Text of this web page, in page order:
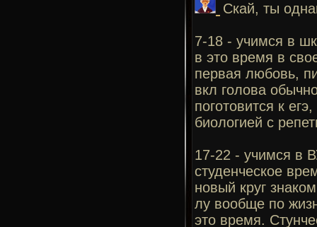
Скай, ты
7-18 - учимся в
в это время в
первая любовь,
вкл голова
поготовится к
биологией с
17-22 - учимся в
студенческое
новый круг
лу вообще по
это время.